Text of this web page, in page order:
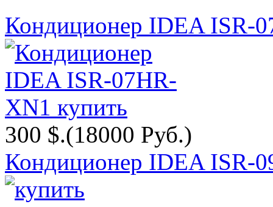
Кондиционер IDEA ISR-
300 $.(18000 Руб.)
Кондиционер IDEA ISR-